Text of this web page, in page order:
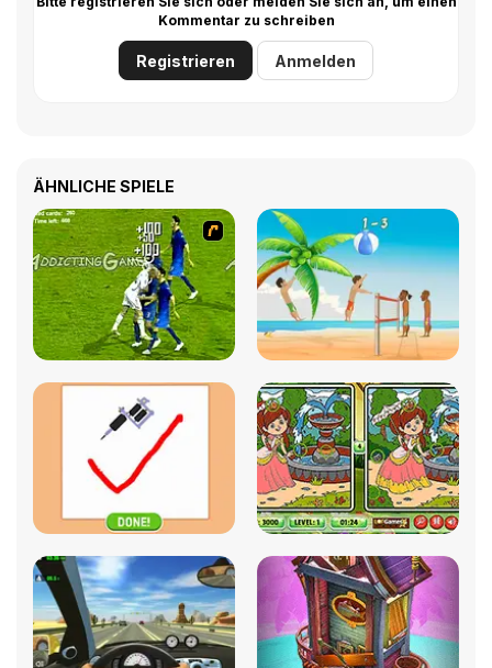
Kommentar zu schreiben
Registrieren Anmelden
ÄHNLICHE SPIELE